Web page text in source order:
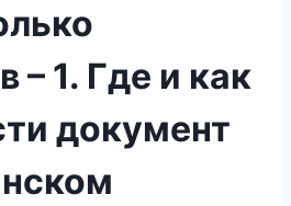
– 1. Где и как
документ